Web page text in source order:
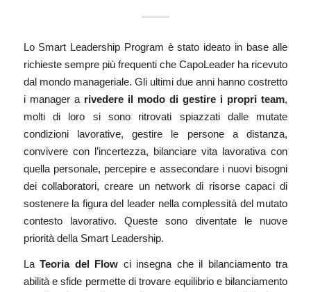
Lo Smart Leadership Program è stato ideato in base alle
richieste sempre più frequenti che CapoLeader ha ricevuto
dal mondo manageriale. Gli ultimi due anni hanno costretto
i manager a rivedere il modo di gestire i propri team,
molti di loro si sono ritrovati spiazzati dalle mutate
condizioni lavorative, gestire le persone a distanza,
convivere con l’incertezza, bilanciare vita lavorativa con
quella personale, percepire e assecondare i nuovi bisogni
dei collaboratori, creare un network di risorse capaci di
sostenere la figura del leader nella complessità del mutato
contesto lavorativo. Queste sono diventate le nuove
priorità della Smart Leadership.
LaTeoria del Flow ci insegna che il bilanciamento tra
abilità e sfide permette di trovare equilibrio e bilanciamento